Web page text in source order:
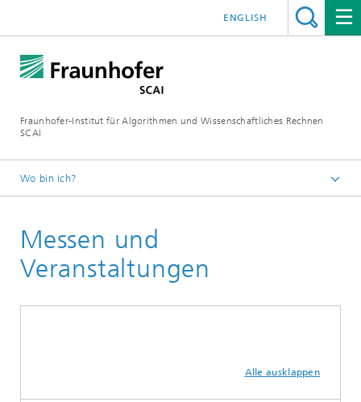
Fraunhofer-Institut für Algorithmen und Wissenschaftliches Rechnen
SCAI
ENGLISH
Wo bin ich?
Messen und
Veranstaltungen
Alle ausklappen